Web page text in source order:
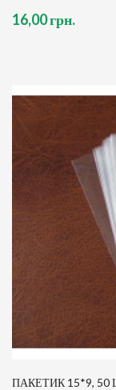
16,00 грн.
ПАКЕТИК 15*9, 50